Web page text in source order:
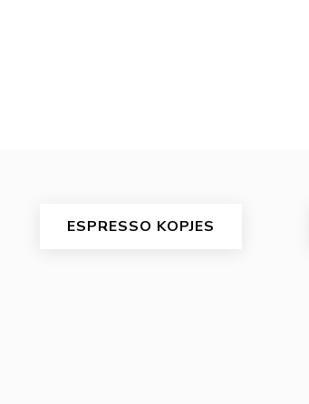
ESPRESSO KOPJES